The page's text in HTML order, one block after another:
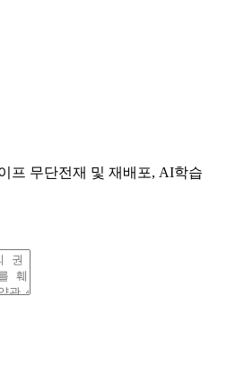
프 무단전재 및 재배포, AI학습